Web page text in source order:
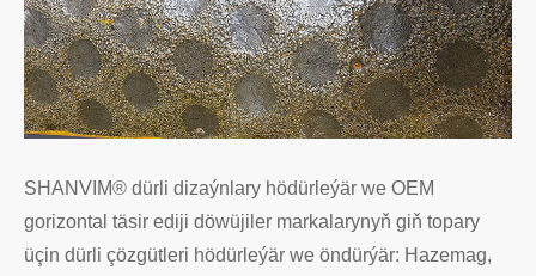
SHANVIM® dürli dizaýnlary hödürleýär we OEM
gorizontal täsir ediji döwüjiler markalarynyň giň topary
üçin dürli çözgütleri hödürleýär we öndürýär: Hazemag,